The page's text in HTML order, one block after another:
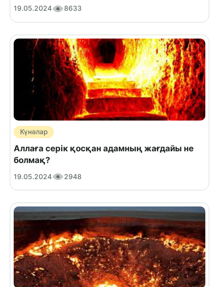
19.05.2024 8633
Күнәлар
Аллаға серік қосқан адамның жағдайы не
болмақ?
19.05.2024 2948